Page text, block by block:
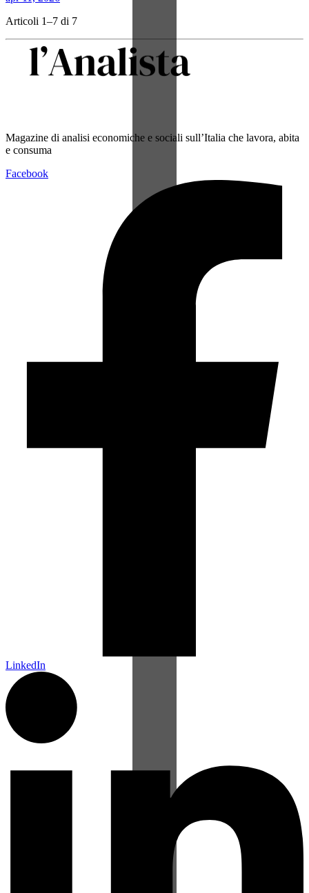
Articoli 1–7 di 7
Magazine di analisi economiche e sociali sull’Italia che lavora, abita
e consuma
Facebook
LinkedIn